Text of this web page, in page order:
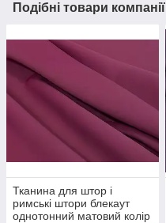
Подібні товари компанії
Тканина для штор і
римські штори блекаут
однотонний матовий колір